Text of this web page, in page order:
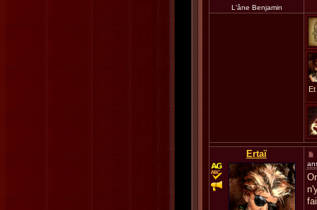
L'âne Benjamin
Ertaï